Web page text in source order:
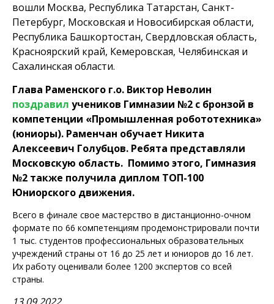
вошли Москва, Республика Татарстан, Санкт-
Петербург, Московская и Новосибирская области,
Республика Башкортостан, Свердловская область,
Красноярский край, Кемеровская, Челябинская и
Сахалинская области.
Глава Раменского г.о. Виктор Неволин
поздравил учеников Гимназии №2 с бронзой в
компетенции «Промышленная робототехника»
(юниоры). Раменчан обучает Никита
Алексеевич Голубцов. Ребята представляли
Московскую область. Помимо этого, Гимназия
№2 также получила диплом ТОП-100
Юниорского движения.
Всего в финале свое мастерство в дистанционно-очном
формате по 66 компетенциям продемонстрировали почти
1 тыс. студентов профессиональных образовательных
учреждений страны от 16 до 25 лет и юниоров до 16 лет.
Их работу оценивали более 1200 экспертов со всей
страны.